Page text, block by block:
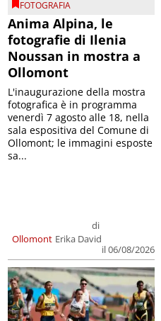
FOTOGRAFIA
Anima Alpina, le
fotografie di Ilenia
Noussan in mostra a
Ollomont
Ollomont
di
Erika David
il 06/08/2026
L'inaugurazione della mostra
fotografica è in programma
venerdì 7 agosto alle 18, nella
sala espositiva del Comune di
Ollomont; le immagini esposte
sa...